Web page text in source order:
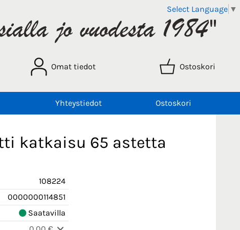
Select Language ▼
Omat tiedot Ostoskori
Yhteystiedot Ostoskori
katkaisu 65 astetta
108224
0000000114851
Saatavilla